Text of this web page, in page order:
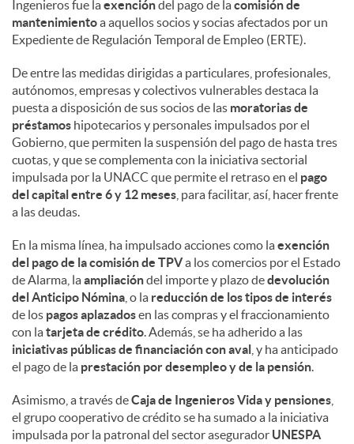
Ingenieros fue laexencióndel pago de lacomisión de
mantenimientoa aquellos socios y socias afectados por un
Expediente de Regulación Temporal de Empleo (ERTE).
De entre las medidas dirigidas a particulares, profesionales,
autónomos, empresas y colectivos vulnerables destaca la
puesta a disposición de sus socios de las moratorias de
préstamos hipotecarios y personales impulsados por el
Gobierno, que permiten la suspensión del pago de hasta tres
cuotas, y que se complementa con la iniciativa sectorial
impulsada por la UNACC que permite el retraso en el pago
del capital entre 6 y 12 meses , para facilitar, así, hacer frente
a las deudas.
En la misma línea, ha impulsado acciones como laexención
del pago de la comisión de TPVa los comercios por el Estado
de Alarma, laampliacióndel importe y plazo dedevolución
del Anticipo Nómina , o la reducción de los tipos de interés
de los pagos aplazadosen las compras y el fraccionamiento
con latarjeta de crédito. Además, se ha adherido a las
iniciativas públicas de financiación con aval , y ha anticipado
el pago de la prestación por desempleo y de la pensión.
Asimismo, a través deCaja de Ingenieros Vida y pensiones
el grupo cooperativo de crédito se ha sumado a la iniciativa
impulsada por la patronal del sector asegurador UNESPA